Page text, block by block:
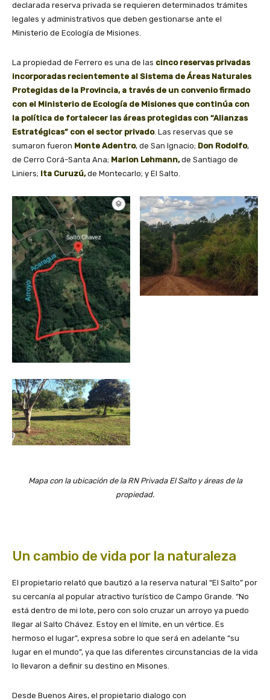
declarada reserva privada se requieren determinados trámites
legales y administrativos que deben gestionarse ante el
Ministerio de Ecología de Misiones.
La propiedad de Ferrero es una de las cinco reservas privadas
incorporadas recientemente al Sistema de Áreas Naturales
Protegidas de la Provincia, a través de un convenio firmado
con el Ministerio de Ecología de Misiones que continúa con
la política de fortalecer las áreas protegidas con “Alianzas
Estratégicas” con el sector privado. Las reservas que se
sumaron fueron Monte Adentro, de San Ignacio; Don Rodolfo,
de Cerro Corá-Santa Ana; Marion Lehmann, de Santiago de
Liniers; Ita Curuzú,de Montecarlo; y El Salto.
Mapa con la ubicación de la RN Privada El Salto y áreas de la
propiedad.
Un cambio de vida por la naturaleza
El propietario relató que bautizó a la reserva natural “El Salto” por
su cercanía al popular atractivo turístico de Campo Grande. “No
está dentro de mi lote, pero con solo cruzar un arroyo ya puedo
llegar al Salto Chávez. Estoy en el límite, en un vértice. Es
hermoso el lugar”, expresa sobre lo que será en adelante “su
lugar en el mundo”, ya que las diferentes circunstancias de la vida
lo llevaron a definir su destino en Misones.
Desde Buenos Aires, el propietario dialogo con